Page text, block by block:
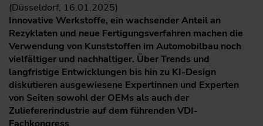
(Düsseldorf, 16.01.2025)
Innovative Werkstoffe, ein wachsender Anteil an
Rezyklaten und neue Fertigungsverfahren machen die
Verwendung von Kunststoffen im Automobilbau noch
vielfältiger und nachhaltiger. Über Trends und
langfristige Entwicklungen bis hin zu KI-Design
diskutieren ausgewiesene Expertinnen und Experten
von Seiten sowohl der OEMs als auch der
Zuliefererindustrie auf dem führenden VDI-
Fachkongress